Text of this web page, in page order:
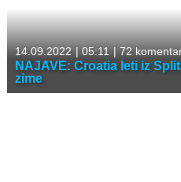
14.09.2022 |05:11 |72
NAJAVE: Croatia leti iz
zime